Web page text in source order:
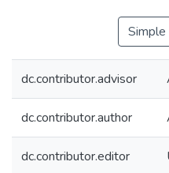
dc.contributor.advisor
dc.contributor.author
dc.contributor.editor